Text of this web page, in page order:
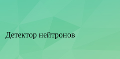
Детектор нейтронов